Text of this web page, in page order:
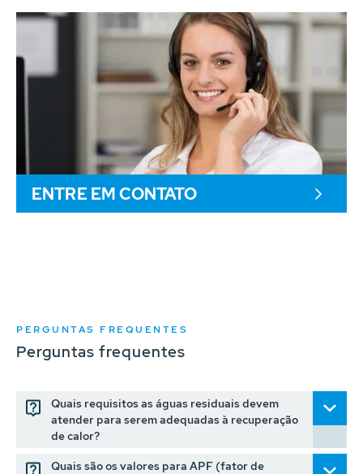
ENTRE EM CONTATO
PERGUNTAS FREQUENTES
Perguntas frequentes
Quais requisitos as águas residuais devem
atender para serem adequadas à recuperação
de calor?
Quais são os valores para APF (fator de